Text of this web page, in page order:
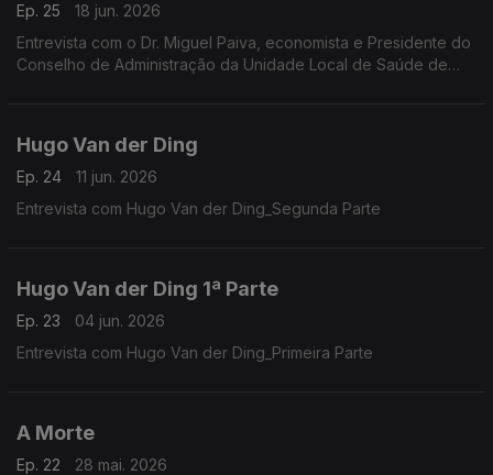
Ep. 25
18 jun. 2026
Entrevista com o Dr. Miguel Paiva, economista e Presidente do
Conselho de Administração da Unidade Local de Saúde de
Hugo Van der Ding
Ep. 24
11 jun. 2026
Entrevista com Hugo Van der Ding_Segunda Parte
Hugo Van der Ding 1ª Parte
Ep. 23
04 jun. 2026
Entrevista com Hugo Van der Ding_Primeira Parte
A Morte
Ep. 22
28 mai. 2026